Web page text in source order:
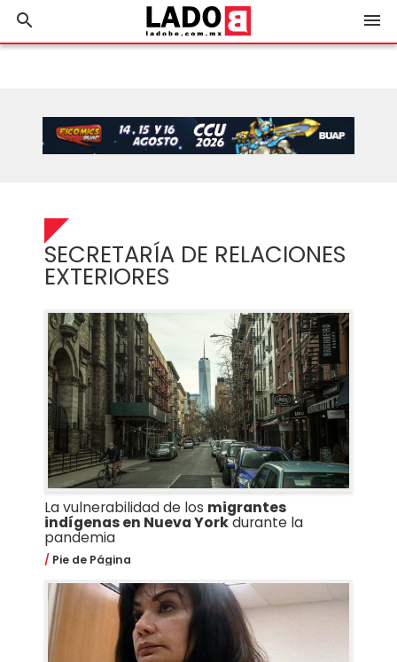
search menu
SECRETARÍA DE RELACIONES
EXTERIORES
La vulnerabilidad de los migrantes
indígenas en Nueva Yorkdurante la
pandemia
Pie de Página